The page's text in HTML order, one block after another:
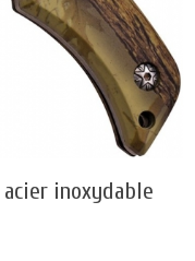
inoxydable